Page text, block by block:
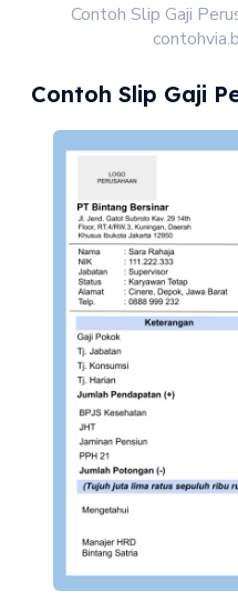
Contoh Slip Gaji
Contoh Slip Gaji